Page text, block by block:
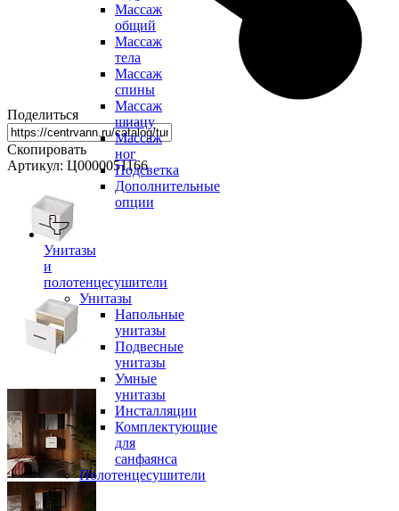
Массаж
общий
Массаж
тела
Массаж
спины
Массаж
шиацу
Массаж
ног
Подсветка
Дополнительные
опции
Унитазы
и
полотенцесушители
Унитазы
Напольные
унитазы
Подвесные
унитазы
Умные
унитазы
Инсталляции
Комплектующие
для
санфаянса
Полотенцесушители
Поделиться
Скопировать
Артикул: Ц0000051166